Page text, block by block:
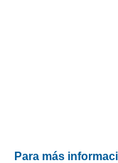
Para más